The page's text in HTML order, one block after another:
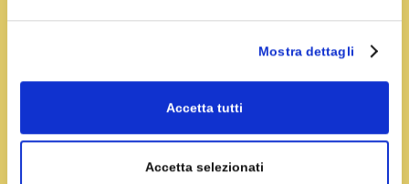
Mostra dettagli
Accetta tutti
Accetta selezionati
Lavorate la farina con il burro morbido, il
parmigiano, lo zafferano e il sale. Aggiungete l’acqua